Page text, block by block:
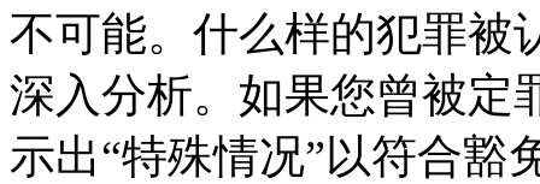
不可能。什么样的犯罪被
深入分析。如果您曾被定
示出“特殊情况”以符合豁